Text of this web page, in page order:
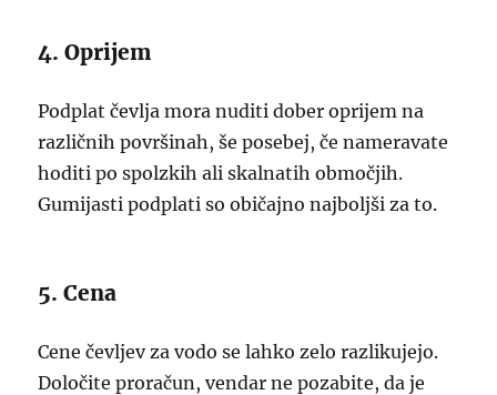
4. Oprijem
Podplat čevlja mora nuditi dober oprijem na
različnih površinah, še posebej, če nameravate
hoditi po spolzkih ali skalnatih območjih.
Gumijasti podplati so običajno najboljši za to.
5. Cena
Cene čevljev za vodo se lahko zelo razlikujejo.
Določite proračun, vendar ne pozabite, da je